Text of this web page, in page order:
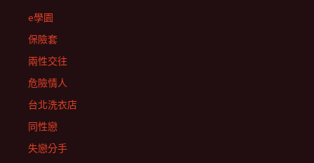
e學園
保險套
兩性交往
危險情人
台北洗衣店
同性戀
失戀分手